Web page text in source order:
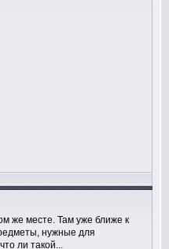
же месте. Там уже ближе к
нужные для
ли такой...